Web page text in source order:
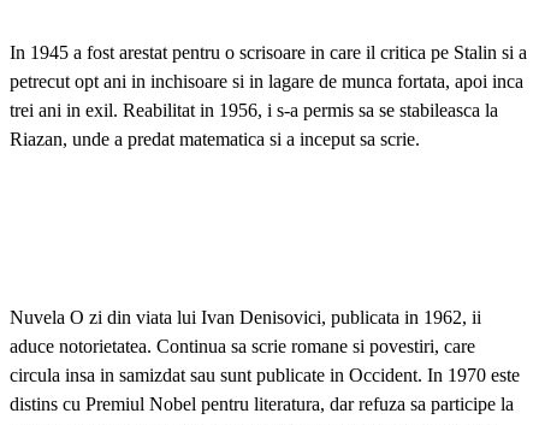
In 1945 a fost arestat pentru o scrisoare in care il critica pe Stalin si a
petrecut opt ani in inchisoare si in lagare de munca fortata, apoi inca
trei ani in exil. Reabilitat in 1956, i s-a permis sa se stabileasca la
Riazan, unde a predat matematica si a inceput sa scrie.
Nuvela O zi din viata lui Ivan Denisovici, publicata in 1962, ii
aduce notorietatea. Continua sa scrie romane si povestiri, care
circula insa in samizdat sau sunt publicate in Occident. In 1970 este
distins cu Premiul Nobel pentru literatura, dar refuza sa participe la